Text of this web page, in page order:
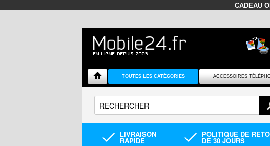
CADEAU
TOUTES LES CATÉGORIES ACCESSOIRES
LIVRAISON
RAPIDE
POLITIQUE DE
DE 30 JOURS